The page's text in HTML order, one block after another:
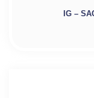
IG –